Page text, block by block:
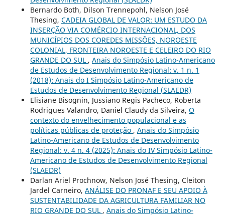
Bernardo Both, Dilson Trennepohl, Nelson José
Thesing, CADEIA GLOBAL DE VALOR: UM ESTUDO DA
INSERÇÃO VIA COMÉRCIO INTERNACIONAL, DOS
MUNICÍPIOS DOS COREDES MISSÕES, NOROESTE
COLONIAL, FRONTEIRA NOROESTE E CELEIRO DO RIO
GRANDE DO SUL , Anais do Simpósio Latino-Americano
de Estudos de Desenvolvimento Regional: v. 1 n. 1
(2018): Anais do I Simpósio Latino-Americano de
Estudos de Desenvolvimento Regional (SLAEDR)
Elisiane Bisognin, Jussiano Regis Pacheco, Roberta
Rodrigues Valandro, Daniel Claudy da Silveira, O
contexto do envelhecimento populacional e as
políticas públicas de proteção , Anais do Simpósio
Latino-Americano de Estudos de Desenvolvimento
Regional: v. 4 n. 4 (2025): Anais do IV Simpósio Latino-
Americano de Estudos de Desenvolvimento Regional
(SLAEDR)
Darlan Ariel Prochnow, Nelson José Thesing, Cleiton
Jardel Carneiro, ANÁLISE DO PRONAF E SEU APOIO À
SUSTENTABILIDADE DA AGRICULTURA FAMILIAR NO
RIO GRANDE DO SUL , Anais do Simpósio Latino-